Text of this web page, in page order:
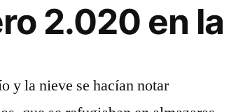
2.020 en
y la nieve se hacían notar